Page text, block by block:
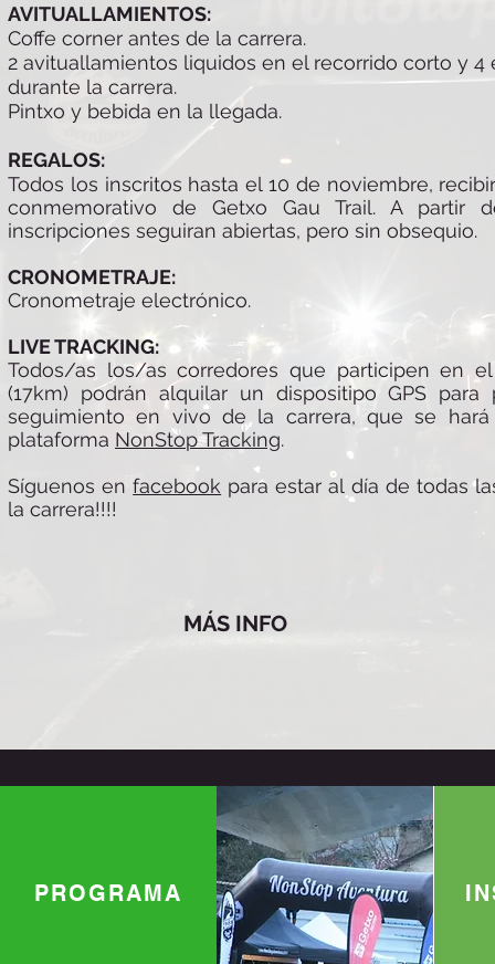
AVITUALLAMIENTOS:
Coffe corner antes de la carrera.
2 avituallamientos liquidos en el recorrido corto y 4
durante la carrera.
Pintxo y bebida en la llegada.
REGALOS:
Todos los inscritos hasta el 10 de noviembre,
conmemorativo de Getxo Gau Trail. A partir
inscripciones seguiran abiertas, pero sin obsequio.
CRONOMETRAJE:
Cronometraje electrónico.
LIVE TRACKING:
Todos/as los/as corredores que participen en
(17km) podrán alquilar un dispositipo GPS
seguimiento en vivo de la carrera, que se
plataforma NonStop Tracking.
Síguenos enfacebook para estar al día de todas
la carrera!!!!
MÁS INFO
PROGRAMA